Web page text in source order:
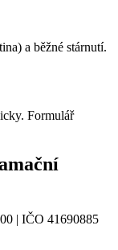
a běžné stárnutí.
Formulář
| IČO 41690885